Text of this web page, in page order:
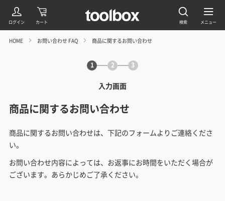
HOME お問い合わせ FAQ 商品に関するお問い合わせ
1 2 3
入力画面
商品に関するお問い合わせ
商品に関するお問い合わせは、下記のフォームよりご連絡くださ
い。
お問い合わせ内容によっては、お返事にお時間をいただく場合が
ございます。あらかじめご了承ください。